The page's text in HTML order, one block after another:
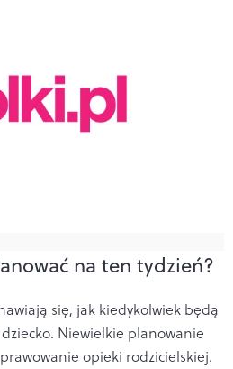
na ten tydzień?
się, jak kiedykolwiek będą
Niewielkie planowanie
opieki rodzicielskiej.